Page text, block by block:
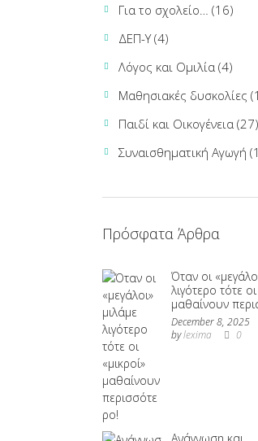
Για το σχολείο…
(16)
ΔΕΠ-Υ(4)
Λόγος και Ομιλία (4)
Μαθησιακές δυσκολίες
Παιδί και Οικογένεια (27)
Συναισθηματική Αγωγή
Πρόσφατα Άρθρα
Όταν οι
λιγότερο τότε
μαθαίνουν
December 8, 2025
bylexima 0